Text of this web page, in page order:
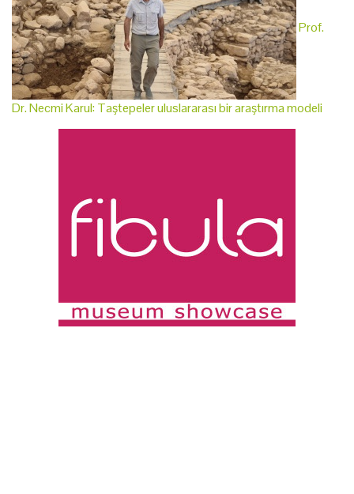
Prof.
Dr. Necmi Karul: Taştepeler uluslararası bir araştırma modeli